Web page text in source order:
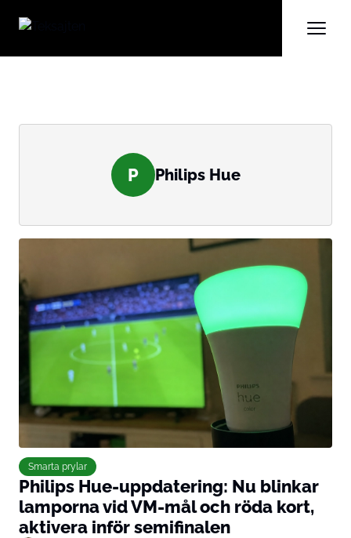
P Philips Hue
Smarta prylar
Philips Hue-uppdatering: Nu blinkar
lamporna vid VM-mål och röda kort,
aktivera inför semifinalen